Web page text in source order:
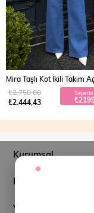
₺2.444,43
₺2.750,00
Kurumsal
Müşteri İlişkileri
Yardım